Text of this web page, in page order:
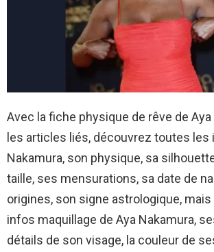
Avec la fiche physique de rêve de
les articles liés, découvrez toutes les
Nakamura, son physique, sa
taille, ses mensurations, sa date de
origines, son signe astrologique,
infos maquillage de Aya Nakamura,
détails de son visage, la couleur de